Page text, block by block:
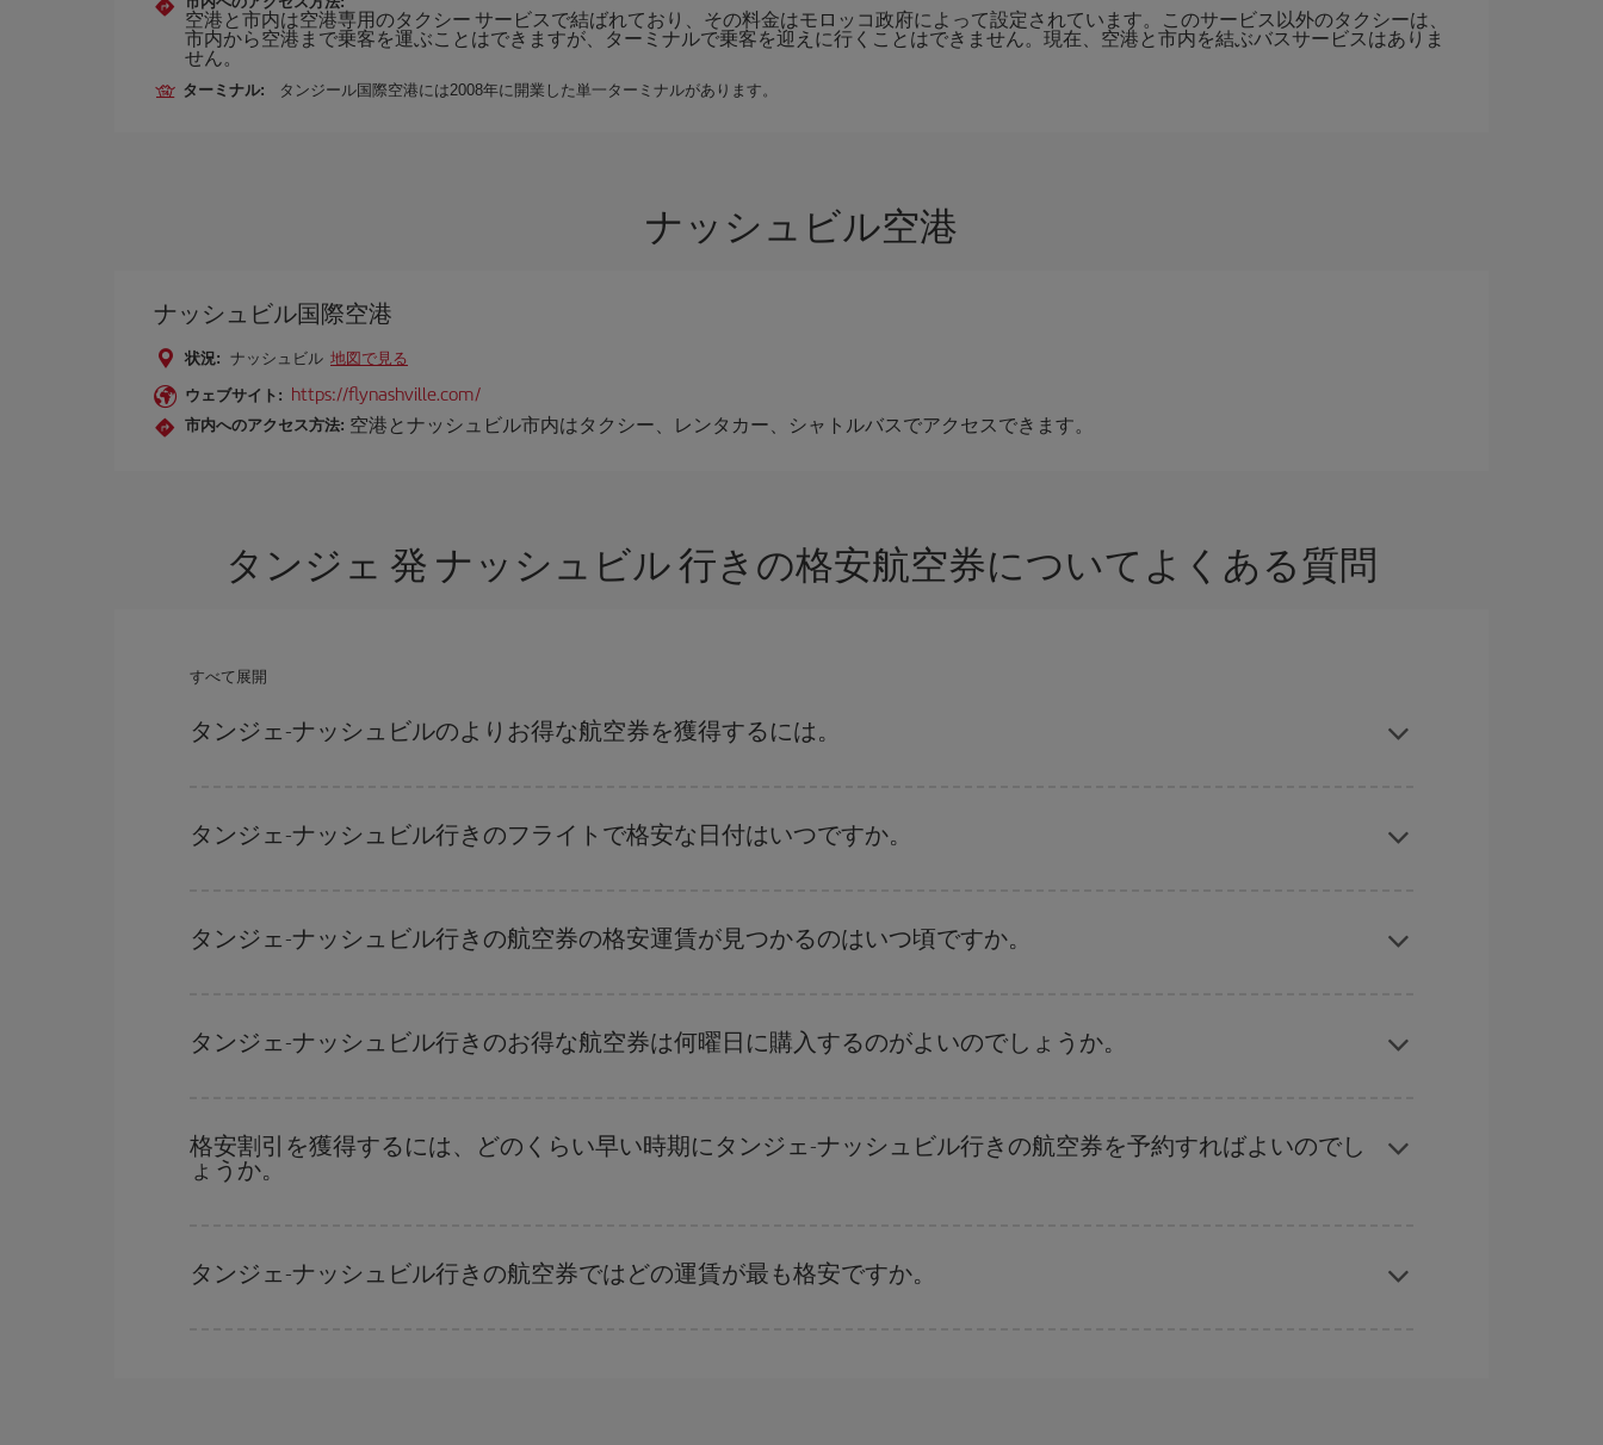
空港と市内は空港専用のタクシー サービスで結ばれており、その料金はモロッコ政府によって設定されています。このサービス以外のタクシーは、
市内から空港まで乗客を運ぶことはできますが、ターミナルで乗客を迎えに行くことはできません。現在、空港と市内を結ぶバスサービスはありま
せん。
ターミナル: タンジール国際空港には2008年に開業した単一ターミナルがあります。
ナッシュビル空港
ナッシュビル国際空港
状況: ナッシュビル 地図で見る
ウェブサイト: https://flynashville.com/
市内へのアクセス方法: 空港とナッシュビル市内はタクシー、レンタカー、シャトルバスでアクセスできます。
タンジェ 発 ナッシュビル 行きの格安航空券についてよくある質問
すべて展開
タンジェ-ナッシュビルのよりお得な航空券を獲得するには。
できます。
タンジェ-ナッシュビル行きのフライトで格安な日付はいつですか。
だけではなく、往路および復路で近い日付の格安航空券 も表示されるため、お得な運賃を見つけることができます。 また、それぞれの日付で異なる
を探すことでより格安な運賃の航空券が見つかることがあります。
タンジェ-ナッシュビル行きの航空券の格安運賃が見つかるのはいつ頃ですか。
ーズンです。 また、週末のご旅行をお考えなら 出来るだけ早い時期 に航空券をご購入いただくことで、格安運賃が見つけやすくなります。
タンジェ-ナッシュビル行きのお得な航空券は何曜日に購入するのがよいのでしょうか。
に予約した航空券がより格安となります。 また、日付や時間帯をあまり固定せずに探したほうが、 よりお得な航空券を選択することができます。
格安割引を獲得するには、どのくらい早い時期にタンジェ-ナッシュビル行きの航空券を予約すればよいのでし
ょうか。
早い時期でのご購入が とても重要です。
タンジェ-ナッシュビル行きの航空券ではどの運賃が最も格安ですか。